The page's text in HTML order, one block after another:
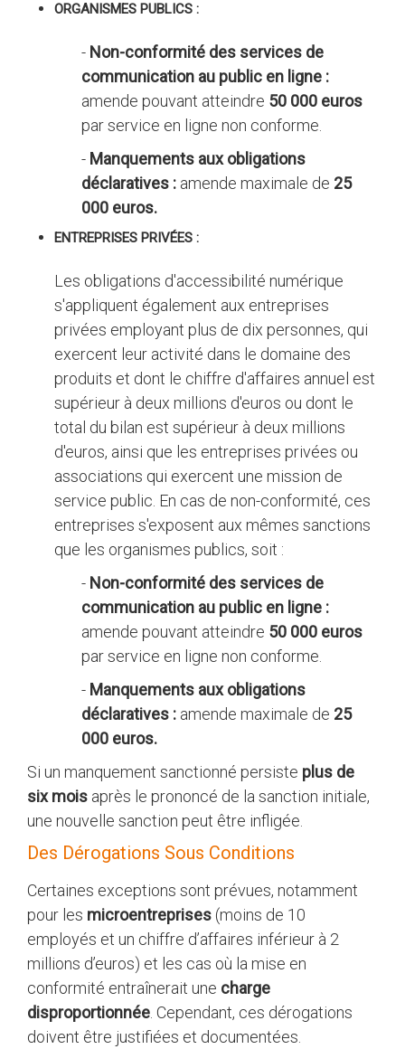
ORGANISMES PUBLICS :
- Non-conformité des services de
communication au public en ligne :
amende pouvant atteindre 50 000 euros
par service en ligne non conforme.
- Manquements aux obligations
déclaratives : amende maximale de 25
000 euros.
ENTREPRISES PRIVÉES :
Les obligations d'accessibilité numérique
s'appliquent également aux entreprises
privées employant plus de dix personnes, qui
exercent leur activité dans le domaine des
produits et dont le chiffre d'affaires annuel est
supérieur à deux millions d'euros ou dont le
total du bilan est supérieur à deux millions
d'euros, ainsi que les entreprises privées ou
associations qui exercent une mission de
service public. En cas de non-conformité, ces
entreprises s'exposent aux mêmes sanctions
que les organismes publics, soit :
- Non-conformité des services de
communication au public en ligne :
amende pouvant atteindre 50 000 euros
par service en ligne non conforme.
- Manquements aux obligations
déclaratives : amende maximale de 25
000 euros.
Si un manquement sanctionné persiste plus de
six mois après le prononcé de la sanction initiale,
une nouvelle sanction peut être infligée.
Des Dérogations Sous Conditions
Certaines exceptions sont prévues, notamment
pour les microentreprises (moins de 10
employés et un chiffre d’affaires inférieur à 2
millions d’euros) et les cas où la mise en
conformité entraînerait une charge
disproportionnée . Cependant, ces dérogations
doivent être justifiées et documentées.